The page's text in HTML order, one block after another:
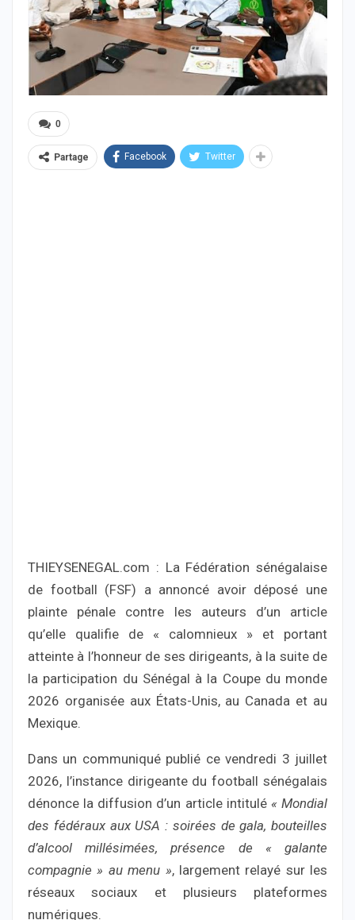
0
Partage Facebook Twitter
THIEYSENEGAL.com : La Fédération sénégalaise
de football (FSF) a annoncé avoir déposé une
plainte pénale contre les auteurs d’un article
qu’elle qualifie de « calomnieux » et portant
atteinte à l’honneur de ses dirigeants, à la suite de
la participation du Sénégal à la Coupe du monde
2026 organisée aux États-Unis, au Canada et au
Mexique.
Dans un communiqué publié ce vendredi 3 juillet
2026, l’instance dirigeante du football sénégalais
dénonce la diffusion d’un article intitulé « Mondial
des fédéraux aux USA : soirées de gala, bouteilles
d’alcool millésimées, présence de « galante
compagnie » au menu », largement relayé sur les
réseaux sociaux et plusieurs plateformes
numériques.